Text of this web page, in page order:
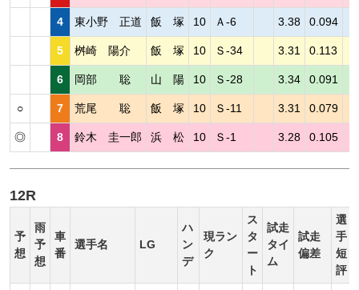
4 東小野 正道 飯 塚 10 Ａ-6 3.38 0.094
5 桝崎 陽介 飯 塚 10 Ｓ-34 3.31 0.113
6 岡部 聡 山 陽 10 Ｓ-28 3.34 0.091
○ 7 荒尾 聡 飯 塚 10 Ｓ-11 3.31 0.079
◎ 8 鈴木 圭一郎 浜 松 10 Ｓ-1 3.28 0.105
12R
予
想
雨
予
想
車
番
選手名 LG
ハ
ン
デ
現ラン
ク
ス
タ
ー
ト
試走
タイ
ム
試走
偏差
選
手
短
評